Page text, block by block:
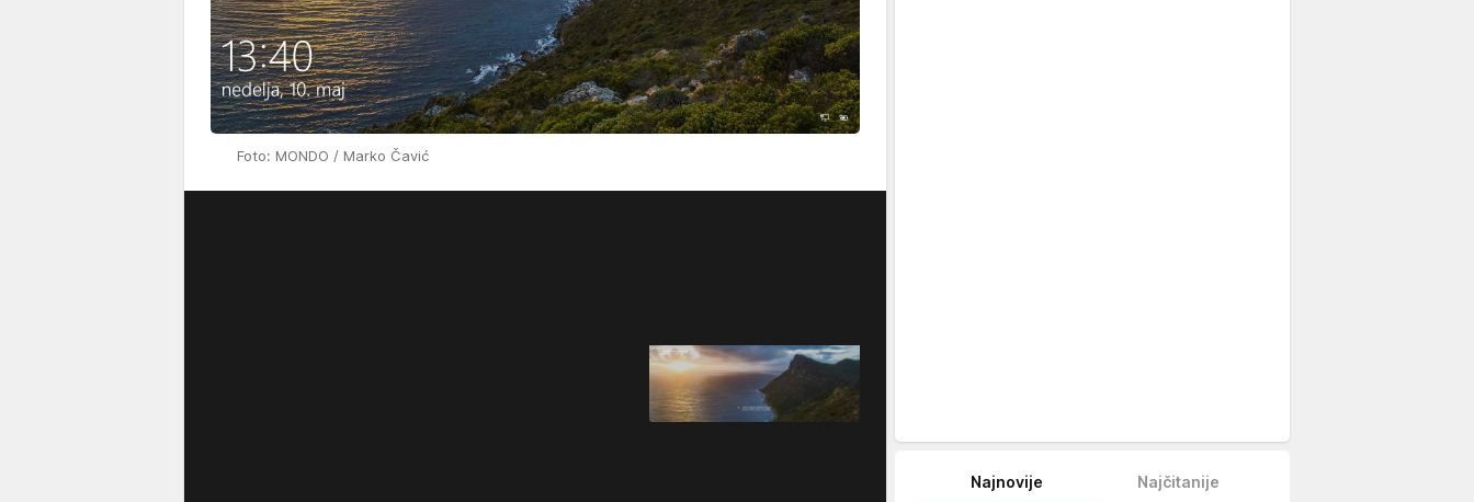
Foto: MONDO / Marko Čavić
Najnovije Najčitanije